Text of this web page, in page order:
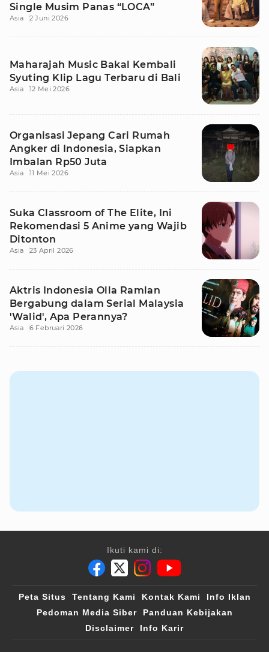
Single Musim Panas “LOCA”
Asia 2 Juni 2026
Maharajah Music Bakal Kembali
Syuting Klip Lagu Terbaru di Bali
Asia 12 Mei 2026
Organisasi Jepang Cari Rumah
Angker di Indonesia, Siapkan
Imbalan Rp50 Juta
Asia 11 Mei 2026
Suka Classroom of The Elite, Ini
Rekomendasi 5 Anime yang Wajib
Ditonton
Asia 23 April 2026
Aktris Indonesia Olla Ramlan
Bergabung dalam Serial Malaysia
'Walid', Apa Perannya?
Asia 6 Februari 2026
Ikuti kami di:
Peta Situs Tentang Kami Kontak Kami
Info Iklan
Pedoman Media Siber
Panduan Kebijakan
Disclaimer
Info Karir